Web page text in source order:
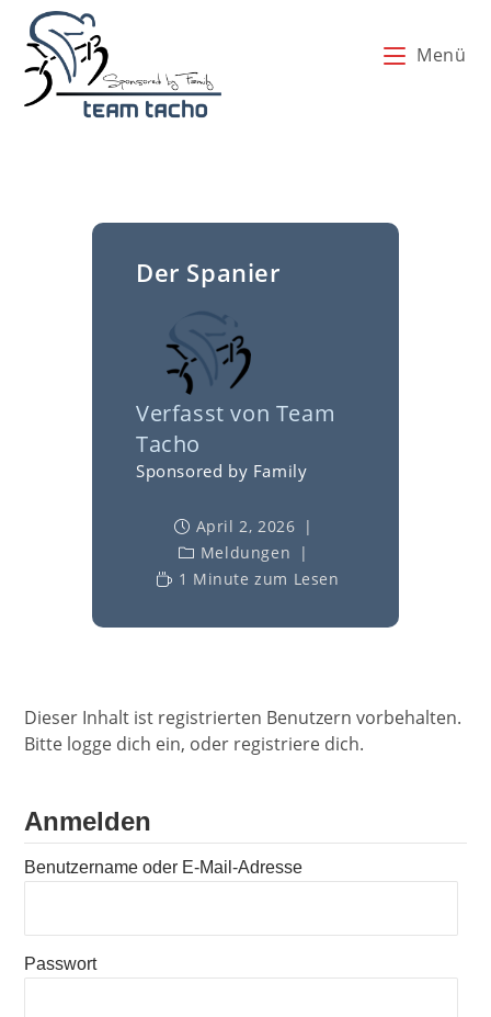
Inhalt
springen
Menü
Der Spanier
Verfasst von Team
Tacho
Sponsored by Family
April 2, 2026
Meldungen
1 Minute zum Lesen
Dieser Inhalt ist registrierten Benutzern vorbehalten.
Bitte logge dich ein, oder registriere dich.
Anmelden
Benutzername oder E-Mail-Adresse
Passwort